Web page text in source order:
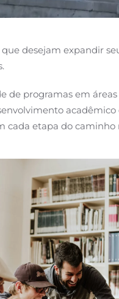
que desejam expandir
de programas em
cada etapa do caminho